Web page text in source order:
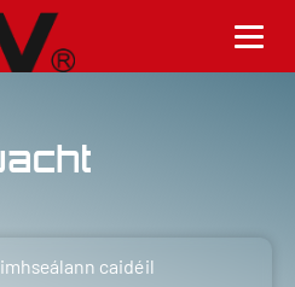
caidéil